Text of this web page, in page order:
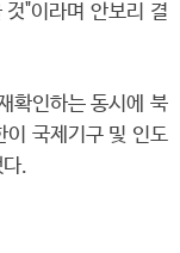
"이라며 안보리 결
확인하는 동시에 북
이 국제기구 및 인도
.